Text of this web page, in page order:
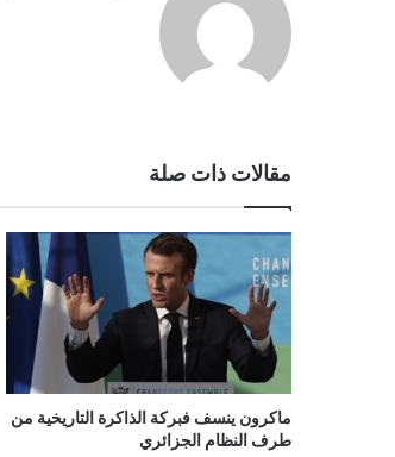
مقالات ذات صلة
ماكرون ينسف فبركة الذاكرة التاريخية من
طرف النظام الجزائري